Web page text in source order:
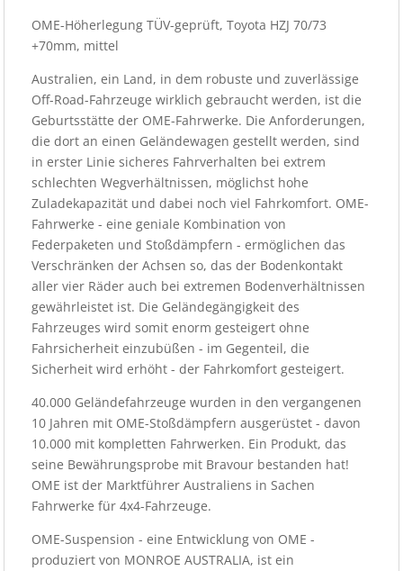
OME-Höherlegung TÜV-geprüft, Toyota HZJ 70/73
+70mm, mittel
Australien, ein Land, in dem robuste und zuverlässige
Off-Road-Fahrzeuge wirklich gebraucht werden, ist die
Geburtsstätte der OME-Fahrwerke. Die Anforderungen,
die dort an einen Geländewagen gestellt werden, sind
in erster Linie sicheres Fahrverhalten bei extrem
schlechten Wegverhältnissen, möglichst hohe
Zuladekapazität und dabei noch viel Fahrkomfort. OME-
Fahrwerke - eine geniale Kombination von
Federpaketen und Stoßdämpfern - ermöglichen das
Verschränken der Achsen so, das der Bodenkontakt
aller vier Räder auch bei extremen Bodenverhältnissen
gewährleistet ist. Die Geländegängigkeit des
Fahrzeuges wird somit enorm gesteigert ohne
Fahrsicherheit einzubüßen - im Gegenteil, die
Sicherheit wird erhöht - der Fahrkomfort gesteigert.
40.000 Geländefahrzeuge wurden in den vergangenen
10 Jahren mit OME-Stoßdämpfern ausgerüstet - davon
10.000 mit kompletten Fahrwerken. Ein Produkt, das
seine Bewährungsprobe mit Bravour bestanden hat!
OME ist der Marktführer Australiens in Sachen
Fahrwerke für 4x4-Fahrzeuge.
OME-Suspension - eine Entwicklung von OME -
produziert von MONROE AUSTRALIA, ist ein